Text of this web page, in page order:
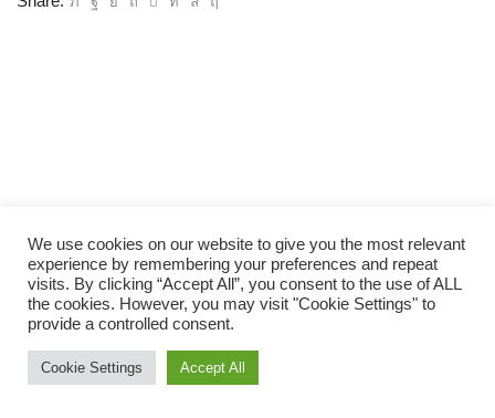
We use cookies on our website to give you the most relevant
experience by remembering your preferences and repeat
visits. By clicking “Accept All”, you consent to the use of ALL
the cookies. However, you may visit "Cookie Settings" to
provide a controlled consent.
Cookie Settings Accept All